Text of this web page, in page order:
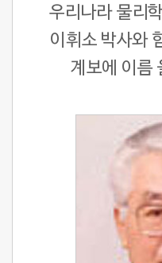
우리나라 물리
이휘소 박사와
계보에 이름